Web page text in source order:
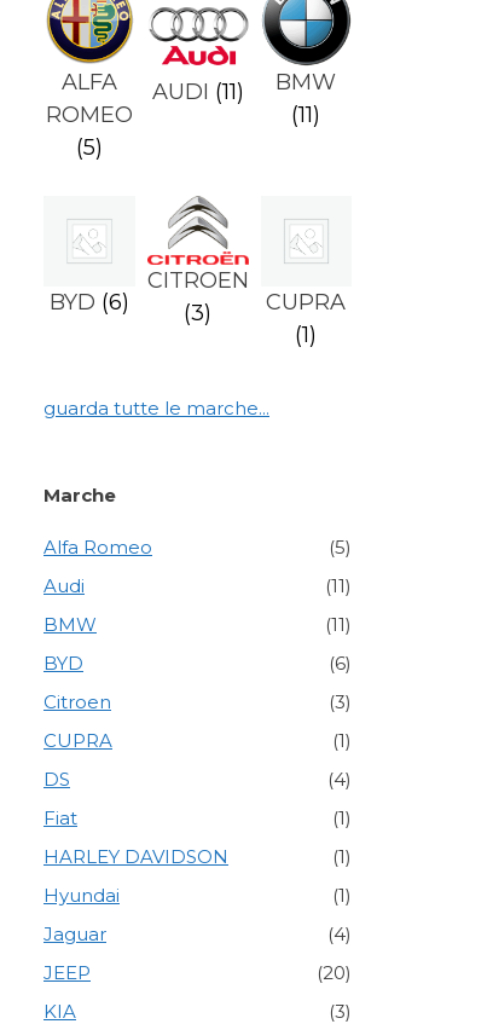
ALFA
ROMEO
(5)
AUDI (11)
BMW
(11)
BYD (6)
CITROEN
(3)
CUPRA
(1)
guarda tutte le marche...
Marche
Alfa Romeo
(5)
Audi
(11)
BMW
(11)
BYD
(6)
Citroen
(3)
CUPRA
(1)
DS
(4)
Fiat
(1)
HARLEY DAVIDSON
(1)
Hyundai
(1)
Jaguar
(4)
JEEP
(20)
KIA
(3)